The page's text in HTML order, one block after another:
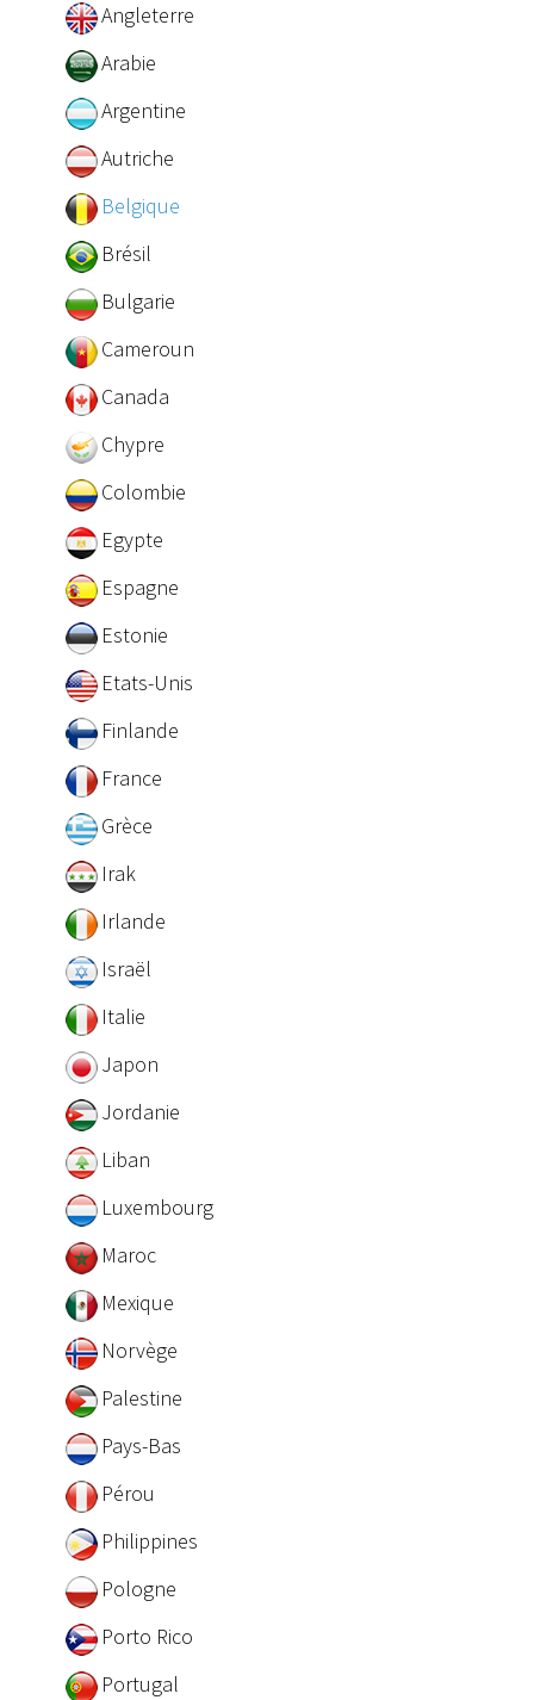
Angleterre
Arabie
Argentine
Autriche
Belgique
Brésil
Bulgarie
Cameroun
Canada
Chypre
Colombie
Egypte
Espagne
Estonie
Etats-Unis
Finlande
France
Grèce
Irak
Irlande
Israël
Italie
Japon
Jordanie
Liban
Luxembourg
Maroc
Mexique
Norvège
Palestine
Pays-Bas
Pérou
Philippines
Pologne
Porto Rico
Portugal